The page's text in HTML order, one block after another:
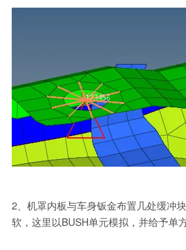
2、机罩内板与车身钣金布置几处缓冲
软，这里以BUSH单元模拟，并给予单